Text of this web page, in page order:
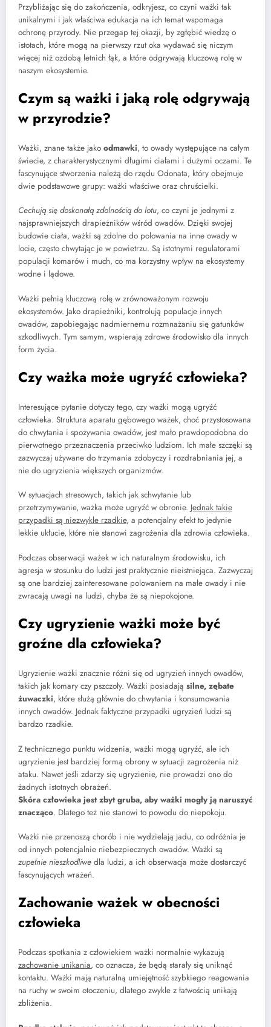
Przybliżając się do zakończenia, odkryjesz, co czyni ważki tak
unikalnymi i jak właściwa edukacja na ich temat wspomaga
ochronę przyrody. Nie przegap tej okazji, by zgłębić wiedzę o
istotach, które mogą na pierwszy rzut oka wydawać się niczym
więcej niż ozdobą letnich łąk, a które odgrywają kluczową rolę w
naszym ekosystemie.
Czym są ważki i jaką rolę odgrywają
w przyrodzie?
Ważki, znane także jako odmawki, to owady występujące na całym
świecie, z charakterystycznymi długimi ciałami i dużymi oczami. Te
fascynujące stworzenia należą do rzędu Odonata, który obejmuje
dwie podstawowe grupy: ważki właściwe oraz chruścielki.
Cechują się doskonałą zdolnością do lotu, co czyni je jednymi z
najsprawniejszych drapieżników wśród owadów. Dzięki swojej
budowie ciała, ważki są zdolne do polowania na inne owady w
locie, często chwytając je w powietrzu. Są istotnymi regulatorami
populacji komarów i much, co ma korzystny wpływ na ekosystemy
wodne i lądowe.
Ważki pełnią kluczową rolę w zrównoważonym rozwoju
ekosystemów. Jako drapieżniki, kontrolują populacje innych
owadów, zapobiegając nadmiernemu rozmnażaniu się gatunków
szkodliwych. Tym samym, wspierają zdrowe środowisko dla innych
form życia.
Czy ważka może ugryźć człowieka?
Interesujące pytanie dotyczy tego, czy ważki mogą ugryźć
człowieka. Struktura aparatu gębowego ważek, choć przystosowana
do chwytania i spożywania owadów, jest mało prawdopodobna do
pierwotnego przeznaczenia przeciwko ludziom. Ich małe szczęki są
zazwyczaj używane do trzymania zdobyczy i rozdrabniania jej, a
nie do ugryzienia większych organizmów.
W sytuacjach stresowych, takich jak schwytanie lub
przetrzymywanie, ważka może ugryźć w obronie. Jednak takie
przypadki są niezwykle rzadkie, a potencjalny efekt to jedynie
lekkie ukłucie, które nie stanowi zagrożenia dla zdrowia człowieka.
Podczas obserwacji ważek w ich naturalnym środowisku, ich
agresja w stosunku do ludzi jest praktycznie nieistniejąca. Zazwyczaj
są one bardziej zainteresowane polowaniem na małe owady i nie
zwracają uwagi na ludzi, chyba że są niepokojone.
Czy ugryzienie ważki może być
groźne dla człowieka?
Ugryzienie ważki znacznie różni się od ugryzień innych owadów,
takich jak komary czy pszczoły. Ważki posiadają silne, zębate
żuwaczki, które służą głównie do chwytania i konsumowania
innych owadów. Jednak faktyczne przypadki ugryzień ludzi są
bardzo rzadkie.
Z technicznego punktu widzenia, ważki mogą ugryźć, ale ich
ugryzienie jest bardziej formą obrony w sytuacji zagrożenia niż
ataku. Nawet jeśli zdarzy się ugryzienie, nie prowadzi ono do
żadnych istotnych obrażeń.
Skóra człowieka jest zbyt gruba, aby ważki mogły ją naruszyć
znacząco. Dlatego też nie stanowi to powodu do niepokoju.
Ważki nie przenoszą chorób i nie wydzielają jadu, co odróżnia je
od innych potencjalnie niebezpiecznych owadów. Ważki są
zupełnie nieszkodliwe dla ludzi, a ich obserwacja może dostarczyć
fascynujących wrażeń.
Zachowanie ważek w obecności
człowieka
Podczas spotkania z człowiekiem ważki normalnie wykazują
zachowanie unikania, co oznacza, że będą starały się uniknąć
kontaktu. Ważki mają naturalną umiejętność szybkiego reagowania
na ruchy w swoim otoczeniu, dlatego zwykle z łatwością unikają
zbliżenia.